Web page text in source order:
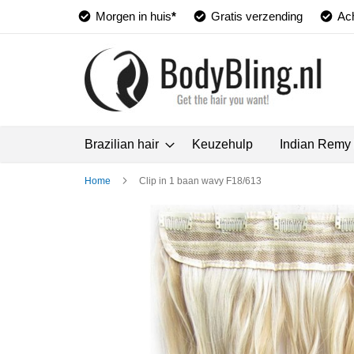
Morgen in huis* Gratis verzending
Brazilian hair Keuzehulp Indian
Home Clip in 1 baan wavy F18/613